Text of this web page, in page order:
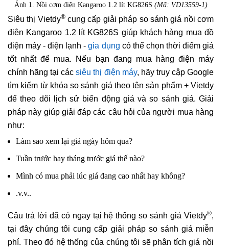
Ảnh 1. Nồi cơm điện Kangaroo 1.2 lít KG826S (Mã: VD13559-1)
Siêu thị Vietdy®cung cấp giải pháp so sánh giá nồi cơm
điện Kangaroo 1.2 lít KG826S giúp khách hàng mua đồ
điện máy - điện lạnh -gia dụng có thể chọn thời điểm giá
tốt nhất để mua. Nếu bạn đang mua hàng điện máy
chính hãng tại cácsiêu thị điện máy, hãy truy cập Google
tìm kiếm từ khóa so sánh giá theo tên sản phẩm + Vietdy
để theo dõi lịch sử biến động giá và so sánh giá. Giải
pháp này giúp giải đáp các câu hỏi của người mua hàng
như:
Làm sao xem lại giá ngày hôm qua?
Tuần trước hay tháng trước giá thế nào?
Mình có mua phải lúc giá đang cao nhất hay không?
.v.v..
Câu trả lời đã có ngay tại hệ thống so sánh giá Vietdy®,
tại đây chúng tôi cung cấp giải pháp so sánh giá miễn
phí. Theo đó hệ thống của chúng tôi sẽ phân tích giá nồi